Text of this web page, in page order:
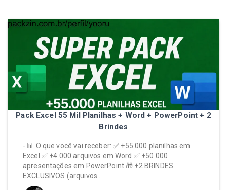
Pack Excel 55 Mil Planilhas + Word + PowerPoint + 2
Brindes
- 📊 O que você vai receber: ✅ +55.000 planilhas em
Excel ✅ +4.000 arquivos em Word ✅ +50.000
apresentações em PowerPoint 🎁 +2 BRINDES
EXCLUSIVOS (arquivos…